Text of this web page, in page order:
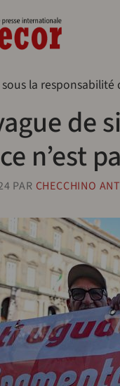
la
de
n’est
PAR CHECCHINO